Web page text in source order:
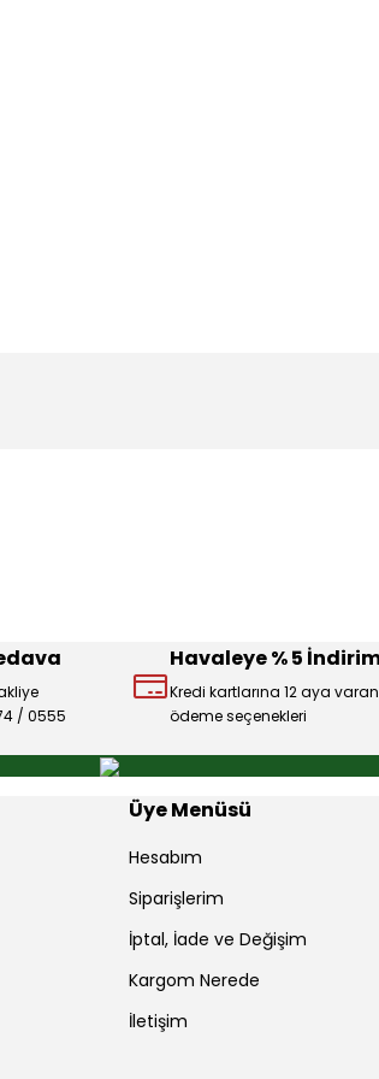
Gönder
/ 0555
Havaleye % 5 İndirim
Kredi kartlarına 12 aya
ödeme seçenekleri
Üye Menüsü
Hesabım
Siparişlerim
İptal, İade ve Değişim
Kargom Nerede
İletişim